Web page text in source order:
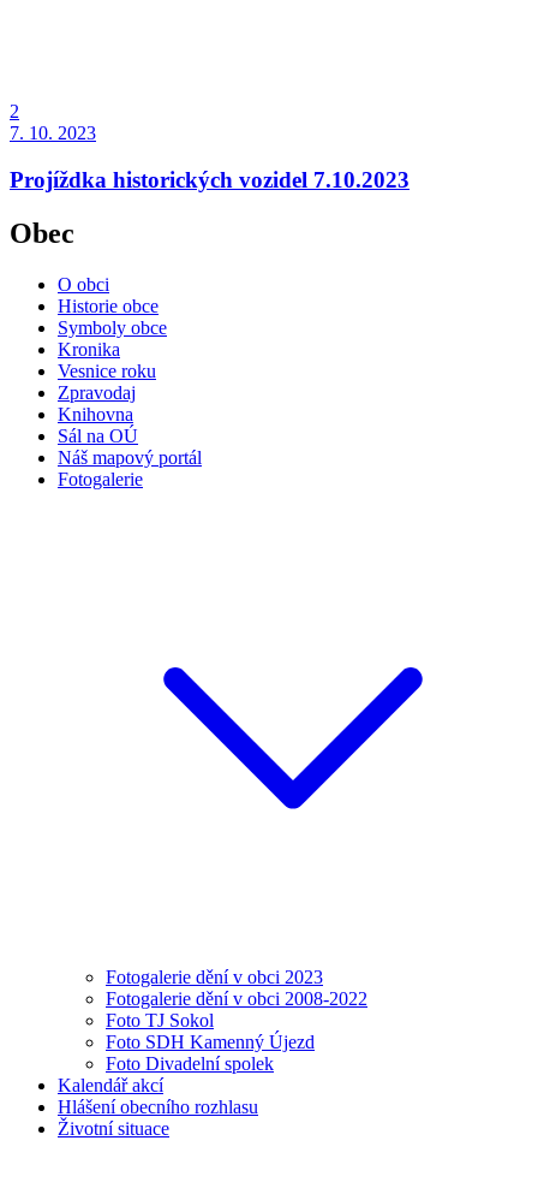
2
7. 10. 2023
Projíždka historických vozidel 7.10.2023
Obec
O obci
Historie obce
Symboly obce
Kronika
Vesnice roku
Zpravodaj
Knihovna
Sál na OÚ
Náš mapový portál
Fotogalerie
Fotogalerie dění v obci 2023
Fotogalerie dění v obci 2008-2022
Foto TJ Sokol
Foto SDH Kamenný Újezd
Foto Divadelní spolek
Kalendář akcí
Hlášení obecního rozhlasu
Životní situace